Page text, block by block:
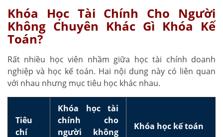
Khóa Học Tài Chính Cho Người
Không Chuyên Khác Gì Khóa Kế
Toán?
Rất nhiều học viên nhầm giữa học tài chính doanh
nghiệp và học kế toán. Hai nội dung này có liên quan
với nhau nhưng mục tiêu học khác nhau.
Tiêu
chí
Khóa học tài
chính cho
người không
Khóa học kế toán